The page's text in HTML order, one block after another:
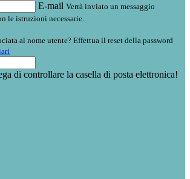
E-mail Verrà inviato un messaggio
le istruzioni necessarie.
al nome utente? Effettua il reset della password
di controllare la casella di posta elettronica!